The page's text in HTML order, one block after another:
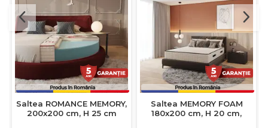
Saltea ROMANCE MEMORY,
200x200 cm, H 25 cm
Saltea MEMORY FOAM
180x200 cm, H 20 cm,